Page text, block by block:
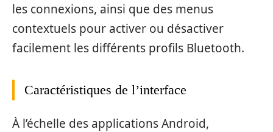
les connexions, ainsi que des menus
contextuels pour activer ou désactiver
facilement les différents profils Bluetooth.
Caractéristiques de l’interface
À l’échelle des applications Android,